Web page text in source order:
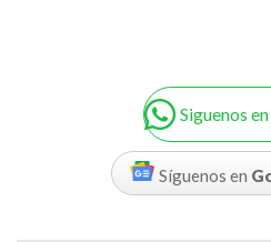
Siguenos
Síguenos en